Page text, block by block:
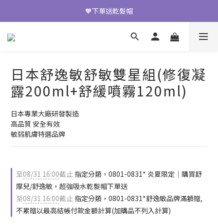
七夕限定🧡青春露買2送1
🧡下單送乾髮帽
七夕限定🧡青春露買2送1
日本舒逸敏舒敏雙星組(修復凝
露200ml+舒緩噴霧120ml)
日本專業大廠研發製造
高品質 安全有效
敏弱肌膚特選品牌
至08/31 16:00截止 指定分類，0801-0831* 炎夏限定｜購買舒
摩兒/舒逸敏，超強吸水乾髮帽下單送
至08/31 16:00截止 指定分類，0801-0831*舒逸敏品牌滿額贈,
不累贈以最高結帳付款金額計算(加購品不列入計算)